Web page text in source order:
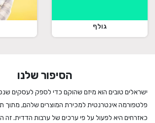
גולף
הסיפור שלנו
ישראלים טובים הוא מיזם שהוקם כדי לספק לעסקים
פלטפורמה אינטרנטית למכירת המוצרים שלהם, מתוך
כאזרחים היא לפעול על פי ערכים של ערבות הדדית. זה